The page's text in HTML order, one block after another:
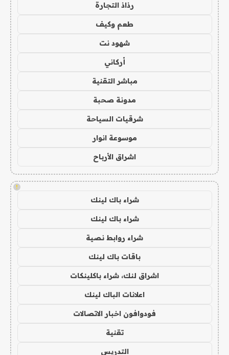
رذاذ التجارة
طعم وكيف
شهود نت
أركاني
مباشر التقنية
مدونة صحبة
شرقيات السياحة
موسوعة انوار
اشراق الأرباح
!
شراء باك لينك
شراء باك لينك
شراء روابط نصية
باقات باك لينك
اشراق لنك، شراء باكلينكات
اعلانات الباك لينك
فودوافون اخبار الاتصالات
تقنية
التدريس